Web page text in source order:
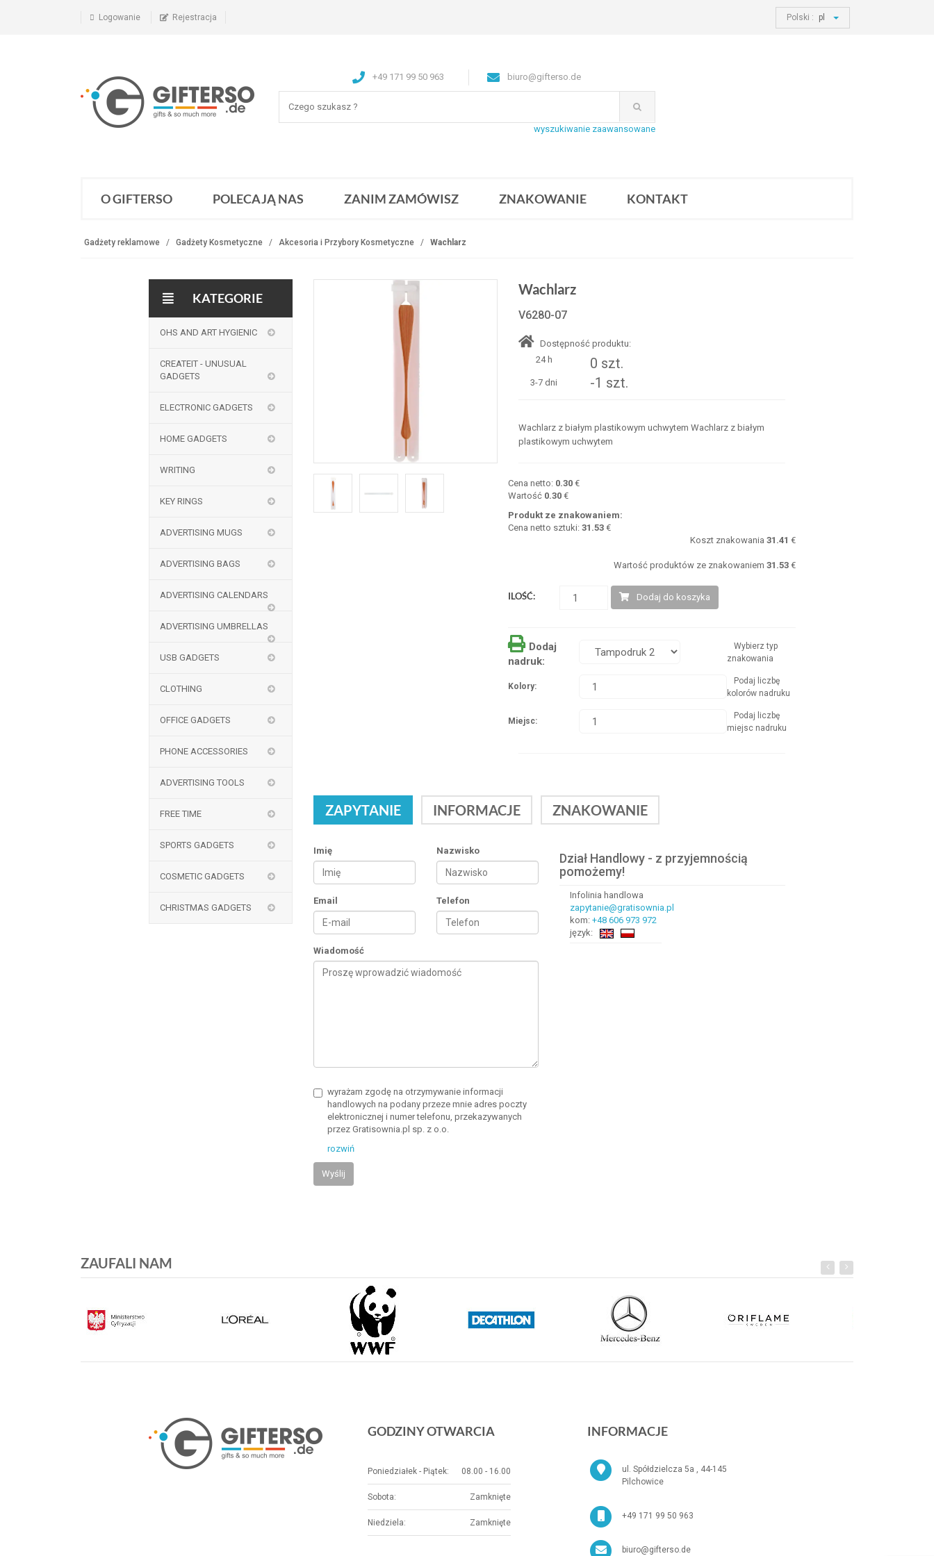
Logowanie Rejestracja Polski : pl
+49 171 99 50 963 biuro@gifterso.de
wyszukiwanie zaawansowane
O GIFTERSO POLECAJĄ NAS ZANIM ZAMÓWISZ ZNAKOWANIE KONTAKT
Gadżety reklamowe Gadżety Kosmetyczne Akcesoria i Przybory Kosmetyczne Wachlarz
KATEGORIE
OHS AND ART HYGIENIC
CREATEIT - UNUSUAL
GADGETS
ELECTRONIC GADGETS
HOME GADGETS
WRITING
KEY RINGS
ADVERTISING MUGS
ADVERTISING BAGS
ADVERTISING CALENDARS
ADVERTISING UMBRELLAS
USB GADGETS
CLOTHING
OFFICE GADGETS
PHONE ACCESSORIES
ADVERTISING TOOLS
FREE TIME
SPORTS GADGETS
COSMETIC GADGETS
CHRISTMAS GADGETS
Wachlarz
V6280-07
Dostępność produktu:
24 h
0 szt.
3-7 dni -1 szt.
Wachlarz z białym plastikowym uchwytem Wachlarz z białym
plastikowym uchwytem
Cena netto: 0.30 €
Wartość 0.30 €
Produkt ze znakowaniem:
Cena netto sztuki:31.53 €
Koszt znakowania 31.41 €
Wartość produktów ze znakowaniem 31.53€
ILOŚĆ: Dodaj do koszyka
Dodaj
nadruk:
Wybierz typ
znakowania
Kolory:
Podaj liczbę
kolorów nadruku
Miejsc:
Podaj liczbę
miejsc nadruku
ZAPYTANIE INFORMACJE ZNAKOWANIE
Imię Nazwisko
Email Telefon
Wiadomość
wyrażam zgodę na otrzymywanie informacji
handlowych na podany przeze mnie adres poczty
elektronicznej i numer telefonu, przekazywanych
przez Gratisownia.pl sp. z o.o.
rozwiń
Wyślij
Dział Handlowy - z przyjemnością
pomożemy!
Infolinia handlowa
zapytanie@gratisownia.pl
kom:+48 606 973 972
język:
ZAUFALI NAM
GODZINY OTWARCIA
Poniedziałek - Piątek: 08.00 - 16.00
Sobota: Zamknięte
Niedziela: Zamknięte
INFORMACJE
ul. Spółdzielcza 5a , 44-145
Pilchowice
+49 171 99 50 963
biuro@gifterso.de